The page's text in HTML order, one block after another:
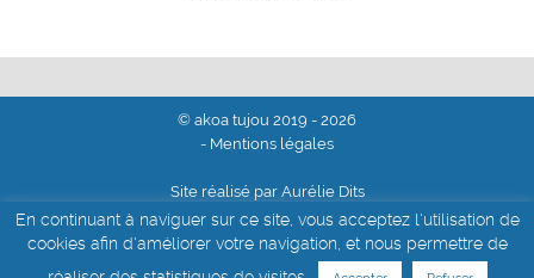
© akoa tujou 2019 - 2026
- Mentions légales
Site réalisé par Aurélie Dits
En continuant à naviguer sur ce site, vous acceptez l'utilisation de
cookies afin d'améliorer votre navigation, et nous permettre de